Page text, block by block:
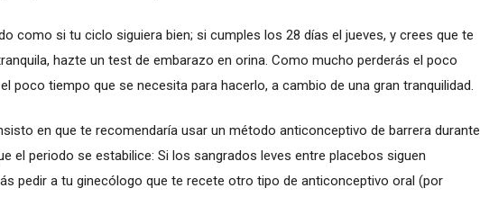
como si tu ciclo siguiera bien; si cumples los 28 días el jueves, y crees que te
hazte un test de embarazo en orina. Como mucho perderás el poco
poco tiempo que se necesita para hacerlo, a cambio de una gran tranquilidad.
en que te recomendaría usar un método anticonceptivo de barrera durante
el periodo se estabilice: Si los sangrados leves entre placebos siguen
pedir a tu ginecólogo que te recete otro tipo de anticonceptivo oral (por